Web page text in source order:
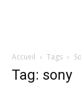
Accueil Tags
Tag: sony